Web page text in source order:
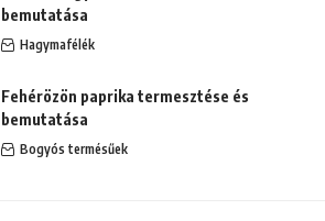
bemutatása
Hagymafélék
Fehérözön paprika termesztése és
bemutatása
Bogyós termésűek